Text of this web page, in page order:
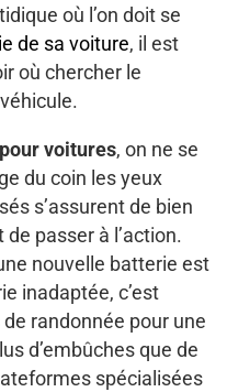
où l’on doit se
de sa voiture, il est
où chercher le
voitures, on ne se
du coin les yeux
s’assurent de bien
passer à l’action.
nouvelle batterie est
inadaptée, c’est
randonnée pour une
d’embûches que de
spécialisées